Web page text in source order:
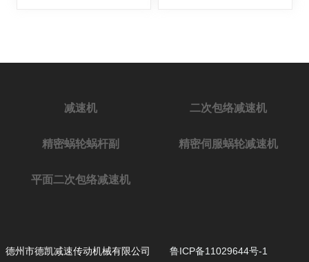
减速机 二次包络减速机
精密蜗轮蜗杆副 精密伺服蜗轮减速机
平面二次包络减速机
德州市德凯减速传动机械有限公司 鲁ICP备11029644号-1